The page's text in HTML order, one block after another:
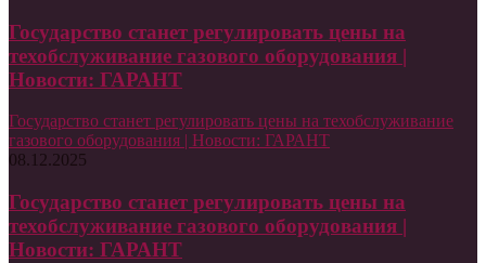
Государство станет регулировать цены на
техобслуживание газового оборудования |
Новости: ГАРАНТ
Государство станет регулировать цены на техобслуживание
газового оборудования | Новости: ГАРАНТ
08.12.2025
Государство станет регулировать цены на
техобслуживание газового оборудования |
Новости: ГАРАНТ